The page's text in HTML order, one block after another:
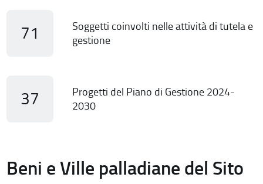
71
Soggetti coinvolti nelle attività di tutela e
gestione
37
Progetti del Piano di Gestione 2024-
2030
Beni e Ville palladiane del Sito